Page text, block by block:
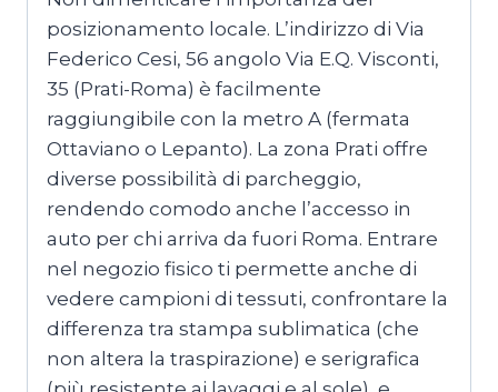
posizionamento locale. L’indirizzo di Via
Federico Cesi, 56 angolo Via E.Q. Visconti,
35 (Prati-Roma) è facilmente
raggiungibile con la metro A (fermata
Ottaviano o Lepanto). La zona Prati offre
diverse possibilità di parcheggio,
rendendo comodo anche l’accesso in
auto per chi arriva da fuori Roma. Entrare
nel negozio fisico ti permette anche di
vedere campioni di tessuti, confrontare la
differenza tra stampa sublimatica (che
non altera la traspirazione) e serigrafica